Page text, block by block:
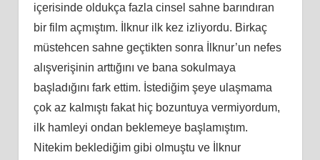
içerisinde oldukça fazla cinsel sahne barındıran
bir film açmıştım. İlknur ilk kez izliyordu. Birkaç
müstehcen sahne geçtikten sonra İlknur’un nefes
alışverişinin arttığını ve bana sokulmaya
başladığını fark ettim. İstediğim şeye ulaşmama
çok az kalmıştı fakat hiç bozuntuya vermiyordum,
ilk hamleyi ondan beklemeye başlamıştım.
Nitekim beklediğim gibi olmuştu ve İlknur